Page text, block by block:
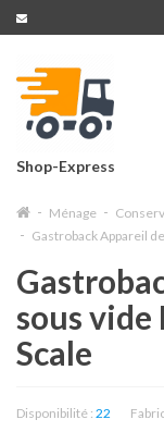
Shop-Express
Ménage
Gastroback Appareil
sous vide
Scale
Disponibilité : 22